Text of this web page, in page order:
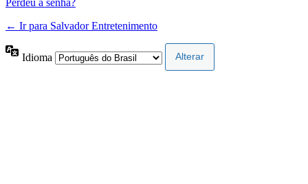
← Ir para Salvador Entretenimento
Idioma